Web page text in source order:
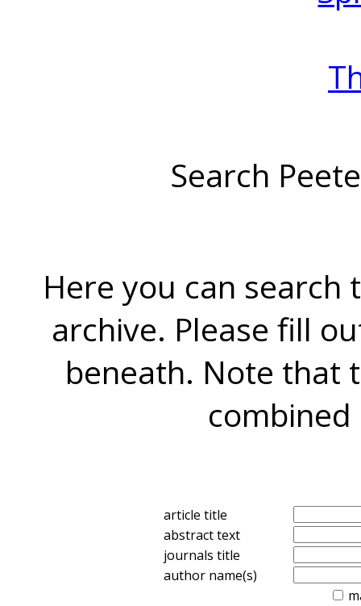
Search
Here you can search
archive. Please fill
beneath. Note that
combined
article title
abstract text
journals title
author name(s)